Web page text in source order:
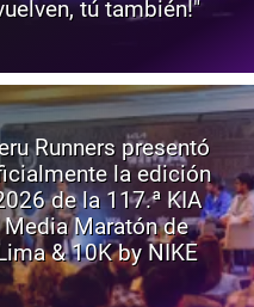
tú también!"
Runners presentó
la edición
de la 117.ª KIA
Media Maratón de
& 10K by NIKE